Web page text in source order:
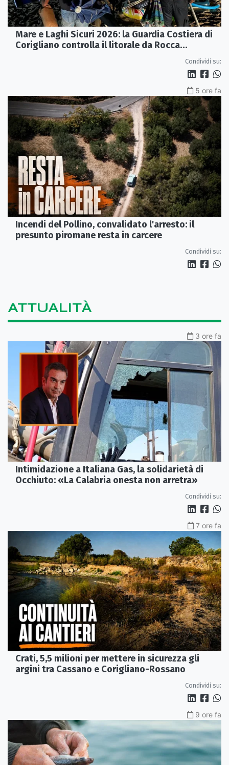
Mare e Laghi Sicuri 2026: la Guardia Costiera di
Corigliano controlla il litorale da Rocca
Condividi su:
5 ore fa
Incendi del Pollino, convalidato l'arresto: il
presunto piromane resta in carcere
Condividi su:
ATTUALITÀ
3 ore fa
Intimidazione a Italiana Gas, la solidarietà di
Occhiuto: «La Calabria onesta non arretra»
Condividi su:
7 ore fa
Crati, 5,5 milioni per mettere in sicurezza gli
argini tra Cassano e Corigliano-Rossano
Condividi su:
9 ore fa